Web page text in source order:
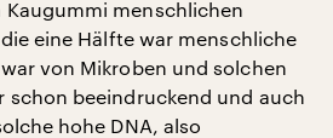
Kaugummi menschlichen
eine Hälfte war menschliche
von Mikroben und solchen
schon beeindruckend und auch
hohe DNA, also